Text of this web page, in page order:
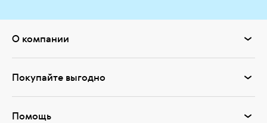
О компании
Покупайте выгодно
Помощь